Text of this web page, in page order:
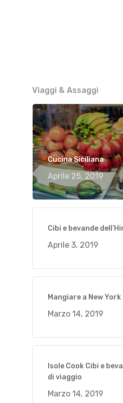
Viaggi & Assaggi
Cucina Siciliana
Aprile 25, 2019
Cibi e bevande
Aprile 3, 2019
Mangiare a New York
Marzo 14, 2019
Isole Cook Cibi e
di viaggio
Marzo 14, 2019